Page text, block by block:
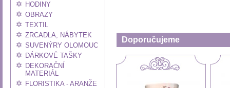
HODINY
OBRAZY
TEXTIL
ZRCADLA, NÁBYTEK
SUVENÝRY OLOMOUC
DÁRKOVÉ TAŠKY
DEKORAČNÍ
MATERIÁL
FLORISTIKA - ARANŽE
Doporučujeme